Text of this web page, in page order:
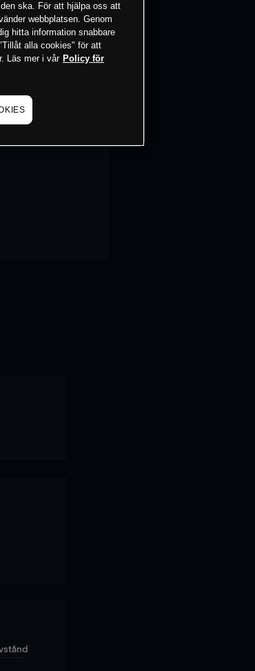
ska. För att hjälpa oss att
webbplatsen. Genom
hitta information snabbare
alla cookies" för att
Läs mer i vår Policy för